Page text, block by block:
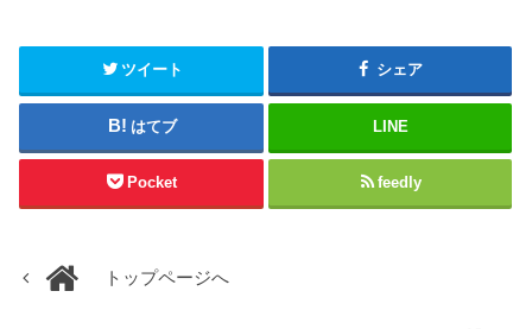
ツイート シェア
はてブ LINE
Pocket feedly
トップページへ